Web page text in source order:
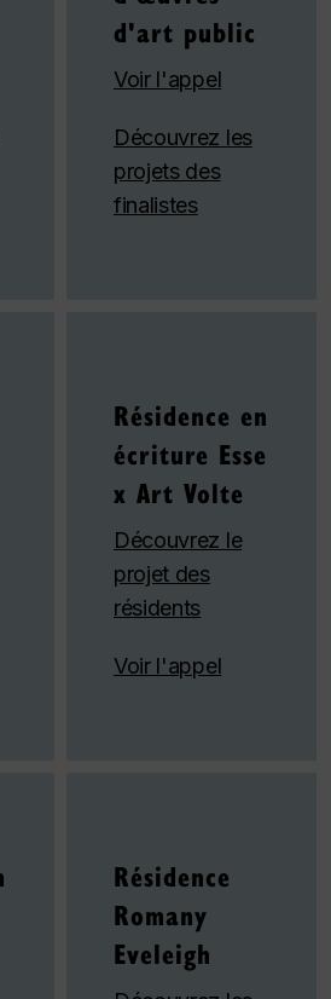
d'art public
Voir l'appel
Découvrez les
projets des
finalistes
Résidence en
écriture Esse
x Art Volte
Découvrez le
projet des
résidents
Voir l'appel
Résidence
Romany
Eveleigh